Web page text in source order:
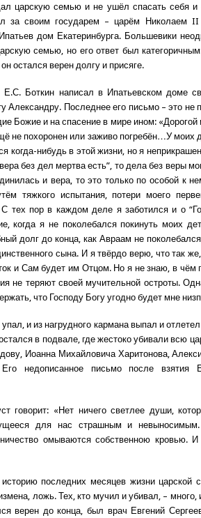
царскую семью и не ушёл спасать себя и
за своим государем – царём Николаем
дом Екатеринбурга. Большевики
семью, но его ответ был
остался верен долгу и присяге.
Боткин написал в Ипатьевском доме
Александру. Последнее его письмо – это не
Божие и на спасение в мире ином:
не похоронен или заживо погребён…У моих
когда-нибудь в этой жизни, но я
без дел мертва есть”, то дела без веры
и вера, то это только по особой к
тяжкого испытания, потери моего
тех пор в каждом деле я заботился и о
когда я не поколебался покинуть моих
долг до конца, как Авраам не
сына. И я твёрдо верю, что так
и Сам будет им Отцом. Но я не знаю, в чём
не теряют своей мучительной остроты.
что Господу Богу угодно будет мне
и из нагрудного кармана выпал и
в подвале, где жестоко убивали всю
Иоанна Михайловича Харитонова,
недописанное письмо после взятия
говорит: «Нет ничего светлее души,
для нас страшным и
омываются собственною кровью.
последних месяцев жизни царской
ложь. Тех, кто мучил и убивал, –
верен до конца, был врач Евгений